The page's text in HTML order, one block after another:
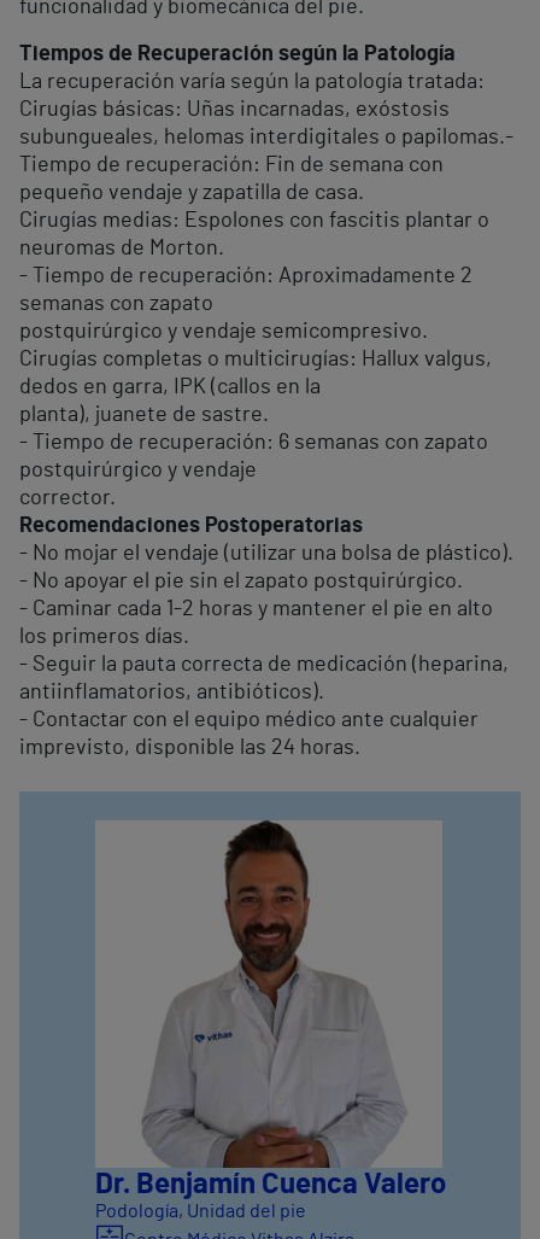
funcionalidad y biomecánica del pie.
Tiempos de Recuperación según la Patología
La recuperación varía según la patología tratada:
Cirugías básicas: Uñas incarnadas, exóstosis
subungueales, helomas interdigitales o papilomas.-
Tiempo de recuperación: Fin de semana con
pequeño vendaje y zapatilla de casa.
Cirugías medias: Espolones con fascitis plantar o
neuromas de Morton.
- Tiempo de recuperación: Aproximadamente 2
semanas con zapato
postquirúrgico y vendaje semicompresivo.
Cirugías completas o multicirugías: Hallux valgus,
dedos en garra, IPK (callos en la
planta), juanete de sastre.
- Tiempo de recuperación: 6 semanas con zapato
postquirúrgico y vendaje
corrector.
Recomendaciones Postoperatorias
- No mojar el vendaje (utilizar una bolsa de plástico).
- No apoyar el pie sin el zapato postquirúrgico.
- Caminar cada 1-2 horas y mantener el pie en alto
los primeros días.
- Seguir la pauta correcta de medicación (heparina,
antiinflamatorios, antibióticos).
- Contactar con el equipo médico ante cualquier
imprevisto, disponible las 24 horas.
Dr. Benjamín Cuenca Valero
Podología, Unidad del pie